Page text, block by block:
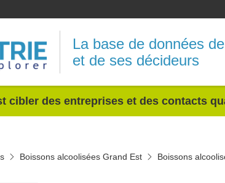
La base de données
et de ses décideurs
cibler des entreprises et des contacts
Boissons alcoolisées Grand Est Boissons